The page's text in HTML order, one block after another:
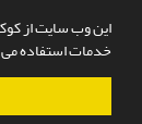
این وب سایت از
خدمات استفاده